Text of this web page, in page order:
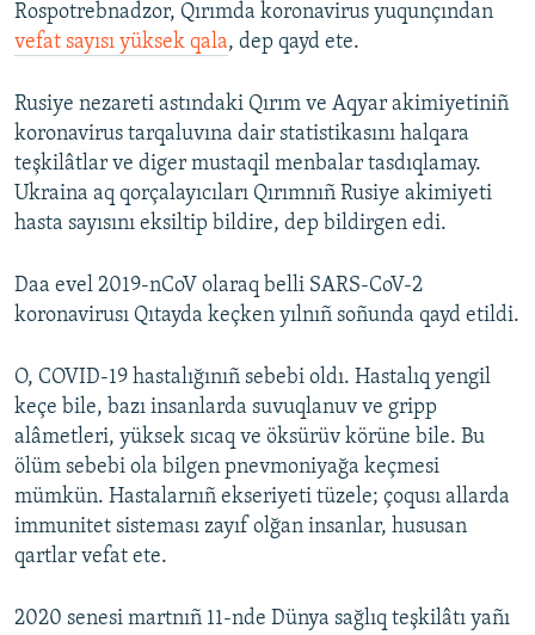
Rospotrebnadzor, Qırımda koronavirus yuqunçından
vefat sayısı yüksek qala, dep qayd ete.
Rusiye nezareti astındaki Qırım ve Aqyar akimiyetiniñ
koronavirus tarqaluvına dair statistikasını halqara
teşkilâtlar ve diger mustaqil menbalar tasdıqlamay.
Ukraina aq qorçalayıcıları Qırımnıñ Rusiye akimiyeti
hasta sayısını eksiltip bildire, dep bildirgen edi.
Daa evel 2019-nCoV olaraq belli SARS-CoV-2
koronavirusı Qıtayda keçken yılnıñ soñunda qayd etildi.
O, COVID-19 hastalığınıñ sebebi oldı. Hastalıq yengil
keçe bile, bazı insanlarda suvuqlanuv ve gripp
alâmetleri, yüksek sıcaq ve öksürüv körüne bile. Bu
ölüm sebebi ola bilgen pnevmoniyağa keçmesi
mümkün. Hastalarnıñ ekseriyeti tüzele; çoqusı allarda
immunitet sisteması zayıf olğan insanlar, hususan
qartlar vefat ete.
2020 senesi martnıñ 11-nde Dünya sağlıq teşkilâtı yañı